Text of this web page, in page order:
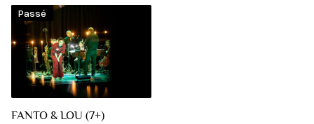
Passé
FANTO & LOU (7+)